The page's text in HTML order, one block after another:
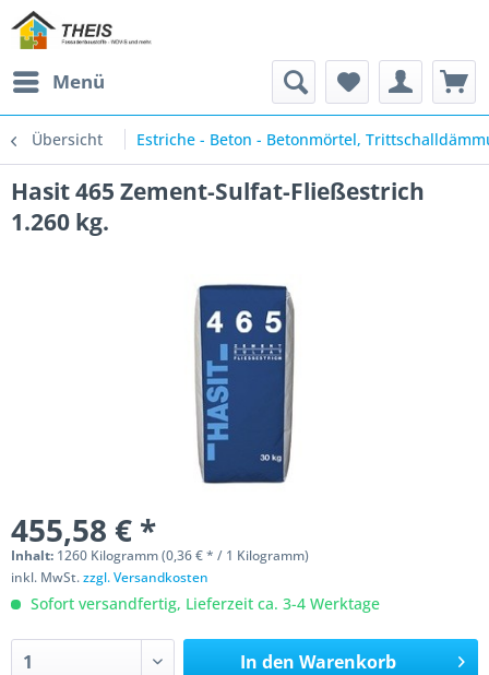
Menü
Übersicht Estriche - Beton - Betonmörtel,
Hasit 465 Zement-Sulfat-Fließestrich
1.260 kg.
455,58 € *
Inhalt: 1260 Kilogramm (0,36 € * / 1 Kilogramm)
inkl. MwSt.zzgl. Versandkosten
Sofort versandfertig, Lieferzeit ca. 3-4 Werktage
In den Warenkorb